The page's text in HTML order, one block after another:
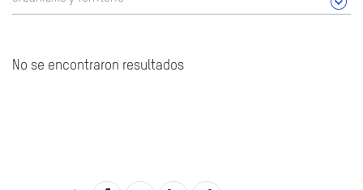
No se encontraron resultados